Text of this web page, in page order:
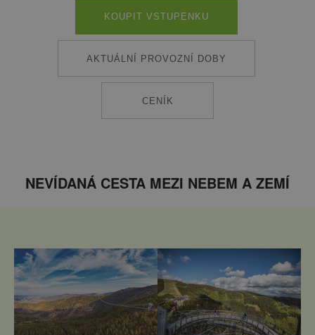
KOUPIT VSTUPENKU
AKTUÁLNÍ PROVOZNÍ DOBY
CENÍK
NEVÍDANÁ CESTA MEZI NEBEM A ZEMÍ